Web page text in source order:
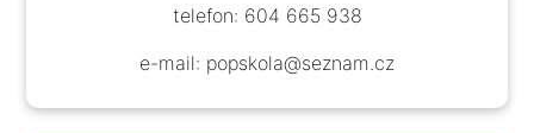
telefon: 604 665 938
e-mail: popskola@seznam.cz